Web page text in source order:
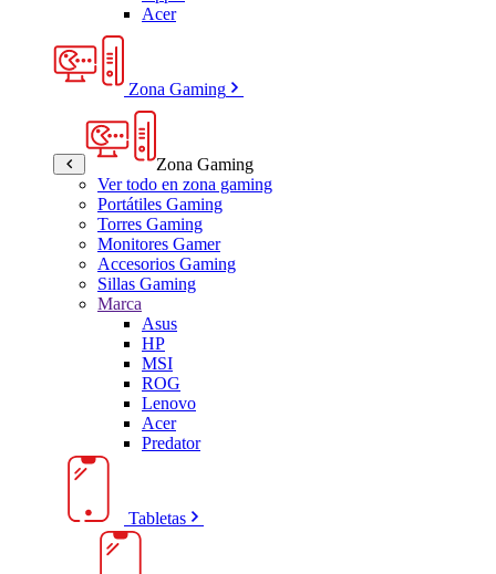
Acer
Zona Gaming
Zona Gaming
Ver todo en zona gaming
Portátiles Gaming
Torres Gaming
Monitores Gamer
Accesorios Gaming
Sillas Gaming
Marca
Asus
HP
MSI
ROG
Lenovo
Acer
Predator
Tabletas